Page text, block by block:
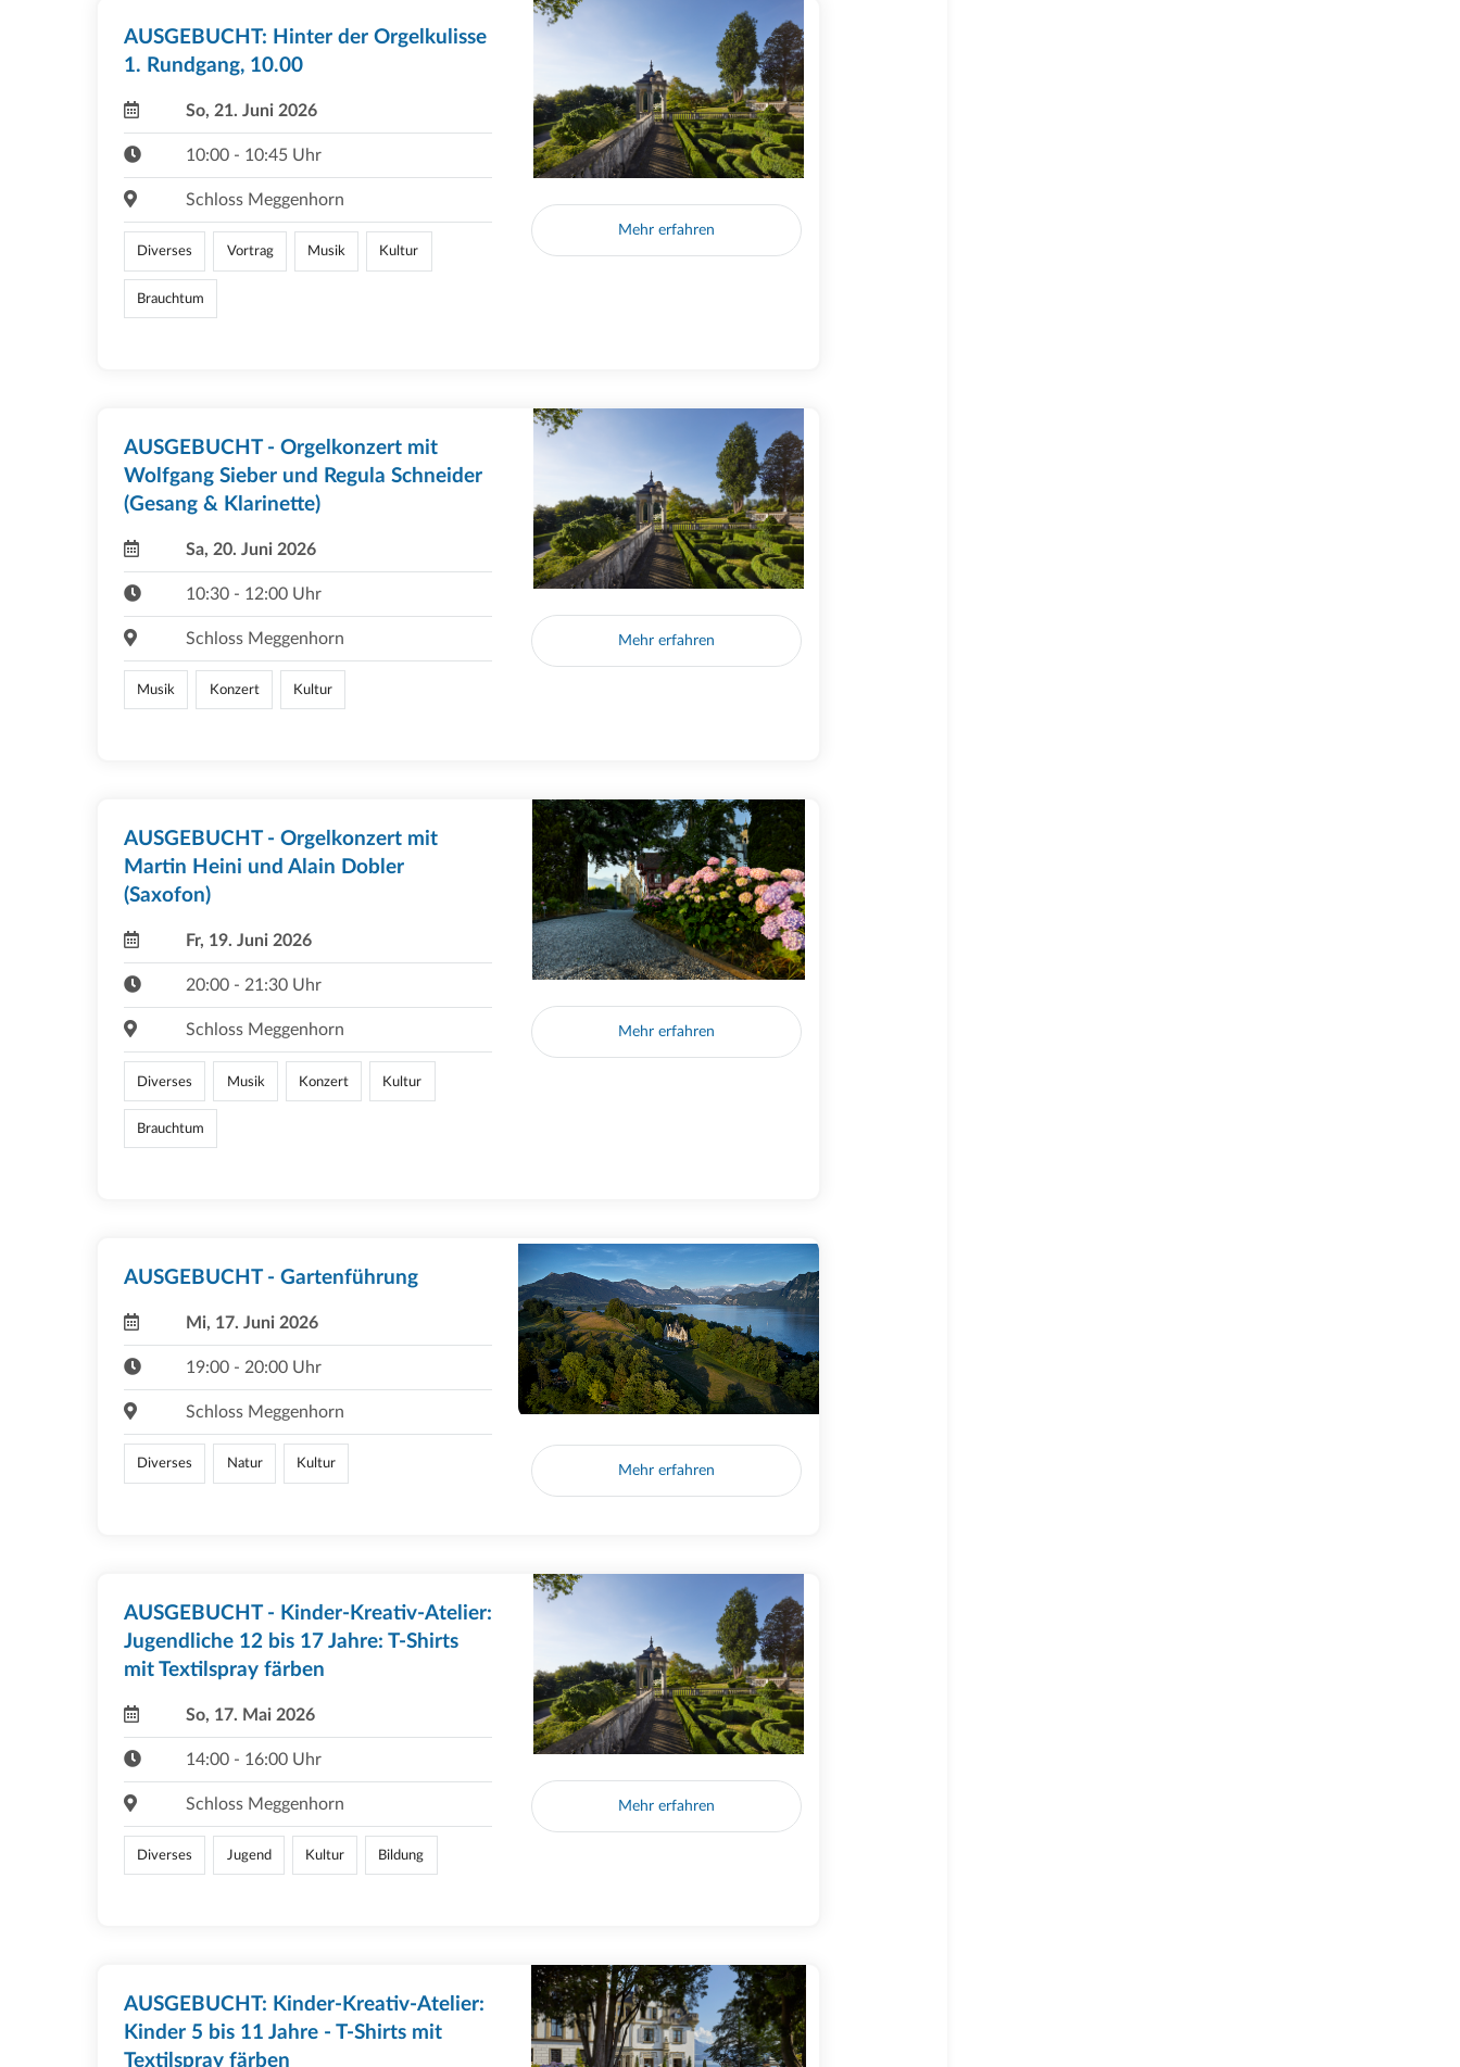
AUSGEBUCHT: Hinter der Orgelkulisse
1. Rundgang, 10.00
So, 21. Juni 2026
10:00 - 10:45 Uhr
Schloss Meggenhorn
Diverses Vortrag Musik Kultur
Brauchtum
Mehr erfahren
AUSGEBUCHT - Orgelkonzert mit
Wolfgang Sieber und Regula Schneider
(Gesang & Klarinette)
Sa, 20. Juni 2026
10:30 - 12:00 Uhr
Schloss Meggenhorn
Musik Konzert Kultur
Mehr erfahren
AUSGEBUCHT - Orgelkonzert mit
Martin Heini und Alain Dobler
(Saxofon)
Fr, 19. Juni 2026
20:00 - 21:30 Uhr
Schloss Meggenhorn
Diverses Musik Konzert Kultur
Brauchtum
Mehr erfahren
AUSGEBUCHT - Gartenführung
Mi, 17. Juni 2026
19:00 - 20:00 Uhr
Schloss Meggenhorn
Diverses Natur Kultur Mehr erfahren
AUSGEBUCHT - Kinder-Kreativ-Atelier:
Jugendliche 12 bis 17 Jahre: T-Shirts
mit Textilspray färben
So, 17. Mai 2026
14:00 - 16:00 Uhr
Schloss Meggenhorn
Diverses Jugend Kultur Bildung
Mehr erfahren
AUSGEBUCHT: Kinder-Kreativ-Atelier:
Kinder 5 bis 11 Jahre - T-Shirts mit
Textilspray färben